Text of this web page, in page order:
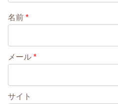
名前 *
メール *
サイト